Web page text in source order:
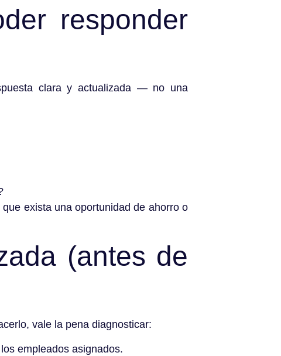
responder
clara y actualizada — no una
exista una oportunidad de ahorro o
(antes de
vale la pena diagnosticar:
empleados asignados.